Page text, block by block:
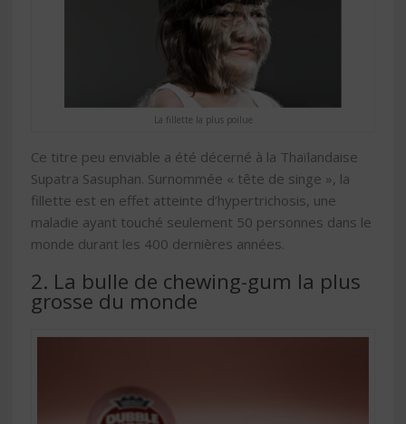
La fillette la plus poilue
Ce titre peu enviable a été décerné à la Thaïlandaise
Supatra Sasuphan. Surnommée « tête de singe », la
fillette est en effet atteinte d’hypertrichosis, une
maladie ayant touché seulement 50 personnes dans le
monde durant les 400 dernières années.
2. La bulle de chewing-gum la plus
grosse du monde